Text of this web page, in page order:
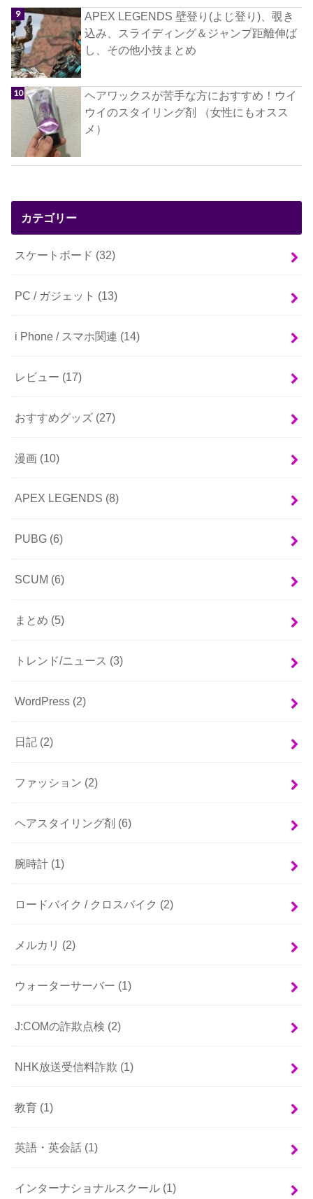
APEX LEGENDS 壁登り(よじ登り)、覗き
込み、スライディング＆ジャンプ距離伸ば
し、その他小技まとめ
ヘアワックスが苦手な方におすすめ！ウイ
ウイのスタイリング剤 （女性にもオスス
メ）
カテゴリー
スケートボード (32)
PC / ガジェット (13)
i Phone / スマホ関連 (14)
レビュー (17)
おすすめグッズ (27)
漫画 (10)
APEX LEGENDS (8)
PUBG (6)
SCUM (6)
まとめ (5)
トレンド/ニュース (3)
WordPress (2)
日記 (2)
ファッション (2)
ヘアスタイリング剤 (6)
腕時計 (1)
ロードバイク / クロスバイク (2)
メルカリ (2)
ウォーターサーバー (1)
J:COMの詐欺点検 (2)
NHK放送受信料詐欺 (1)
教育 (1)
英語・英会話 (1)
インターナショナルスクール (1)